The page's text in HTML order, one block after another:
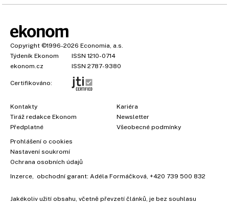
Copyright ©1996-2026 Economia, a.s.
Týdeník Ekonom
ISSN 1210-0714
ekonom.cz
ISSN 2787-9380
Certifikováno:
Kontakty
Tiráž redakce Ekonom
Předplatné
Kariéra
Newsletter
Všeobecné podmínky
Prohlášení o cookies
Nastavení soukromí
Ochrana osobních údajů
Inzerce , obchodní garant: Adéla Formáčková +420 739 500 832
Jakékoliv užití obsahu, včetně převzetí článků, je bez souhlasu